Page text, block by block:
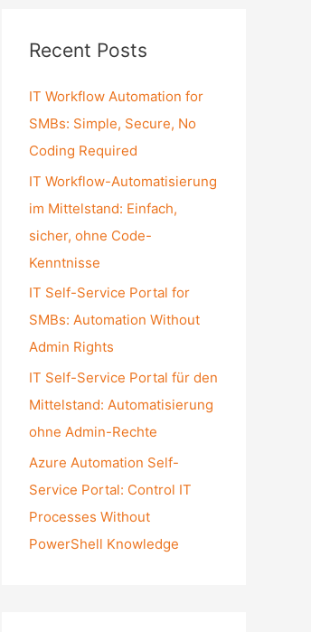
h
f
o
r
Recent Posts
IT Workflow Automation for
SMBs: Simple, Secure, No
Coding Required
IT Workflow-Automatisierung
im Mittelstand: Einfach,
sicher, ohne Code-
Kenntnisse
IT Self-Service Portal for
SMBs: Automation Without
Admin Rights
IT Self-Service Portal für den
Mittelstand: Automatisierung
ohne Admin-Rechte
Azure Automation Self-
Service Portal: Control IT
Processes Without
PowerShell Knowledge